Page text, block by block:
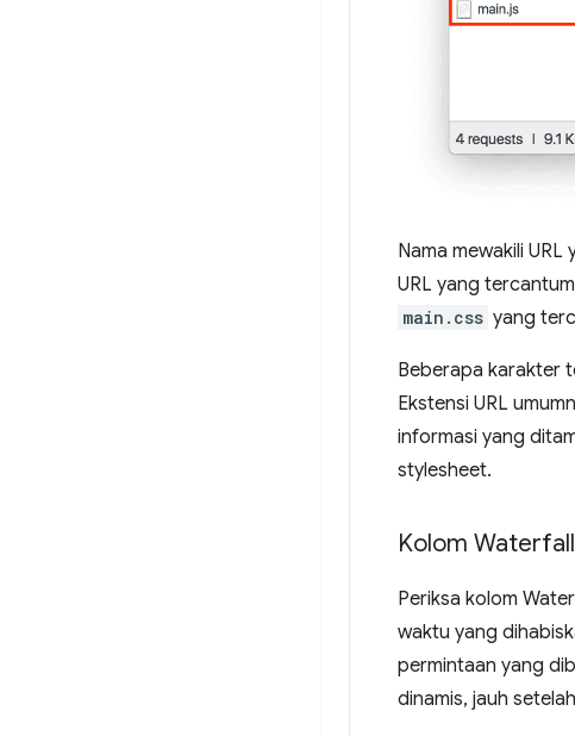
Nama mewakili
URL yang
main.css yang
Beberapa karakter
Ekstensi URL
informasi yang
stylesheet.
Kolom
Periksa kolom
waktu yang
permintaan yang
dinamis, jauh